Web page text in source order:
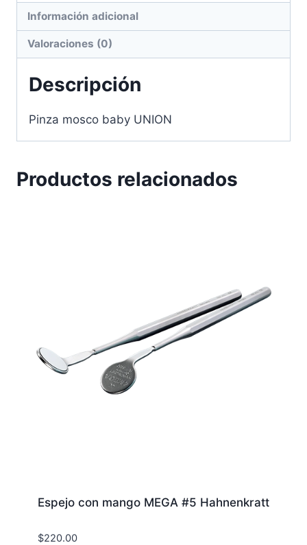
Información adicional
Valoraciones (0)
Descripción
Pinza mosco baby UNION
Productos relacionados
Espejo con mango MEGA #5 Hahnenkratt
$220.00